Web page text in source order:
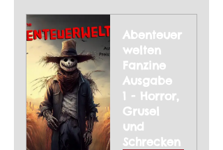
Abenteuer
welten
Fanzine
Ausgabe
1 - Horror,
Grusel
und
Schrecken